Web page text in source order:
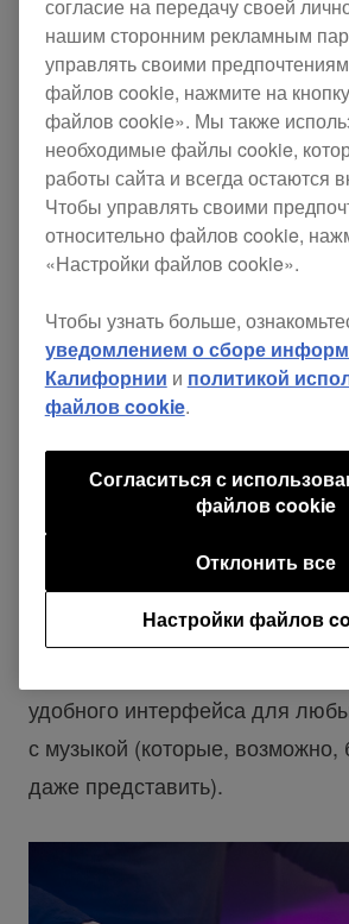
USB-драйвера для
несколькими
внедрены функции
лучшего понимания
треков) и синхронизации битов,
сделать микширование более
Благодаря улучшенному
проигрыватель CDJ-2000NXS2
популярной моделью в клубах,
и у диджеев всего мира,
Модель CDJ значительно
годов. И хотя проигрыватель
мало чем похож на более
по-прежнему отвечает
удобного интерфейса для
с музыкой (которые,
даже представить).
согласие на передачу своей
нашим сторонним рекламным
управлять своими
файлов cookie, нажмите на
файлов cookie». Мы также
необходимые файлы cookie,
работы сайта и всегда остаются
Чтобы управлять своими
относительно файлов cookie,
«Настройки файлов cookie».
Чтобы узнать больше,
уведомлением о сборе
Калифорнии и политикой
файлов cookie.
Настройки файлов
Отклонить все
Согласиться с
файлов cookie